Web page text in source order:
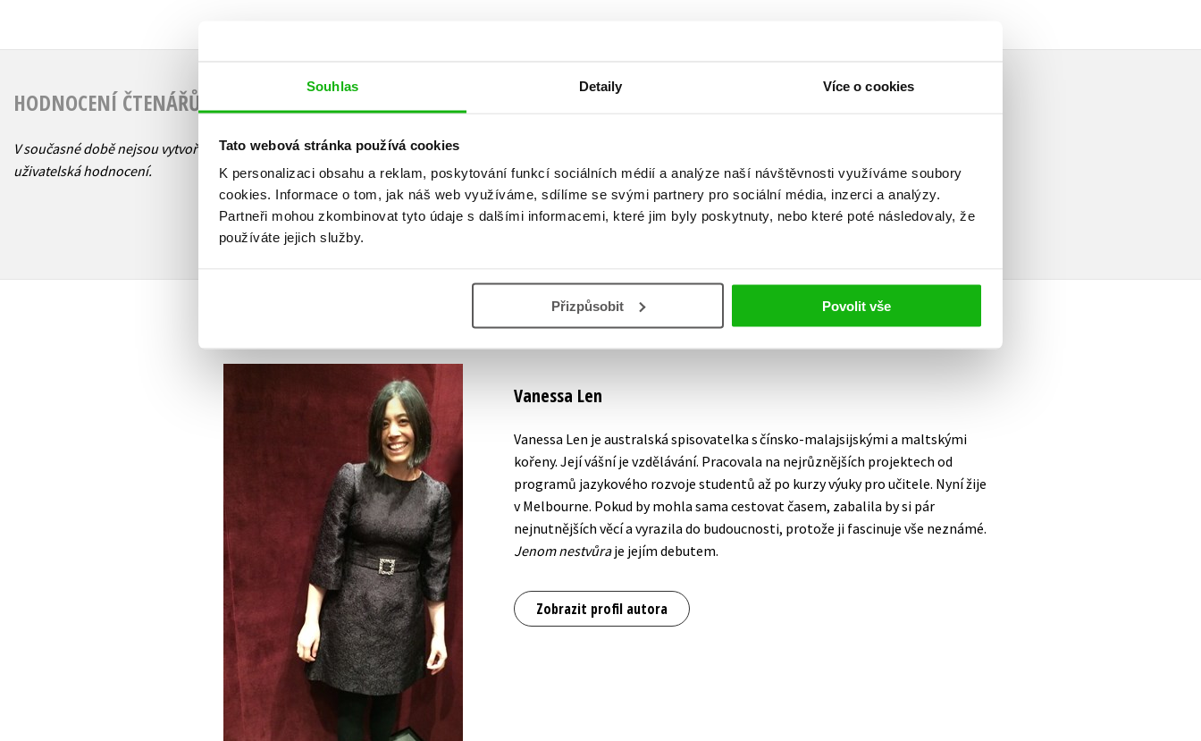
Souhlas Detaily Více o cookies
Tato webová stránka používá cookies
K personalizaci obsahu a reklam, poskytování funkcí sociálních médií a analýze naší návštěvnosti využíváme soubory
cookies. Informace o tom, jak náš web využíváme, sdílíme se svými partnery pro sociální média, inzerci a analýzy.
Partneři mohou zkombinovat tyto údaje s dalšími informacemi, které jim byly poskytnuty, nebo které poté následovaly, že
používáte jejich služby.
Přizpůsobit Povolit vše
HODNOCENÍ ČTENÁŘŮ
V současné době nejsou vytvořena žádná
uživatelská hodnocení.
Vaše hodnocení
Uživatelskou recenzi mohou vkládat pouze registrovaní uživatelé
Přihlásit
AUTOR KNIHY
Vanessa Len
Vanessa Len je australská spisovatelka s čínsko-malajsijskými a maltskými
kořeny. Její vášní je vzdělávání. Pracovala na nejrůznějších projektech od
programů jazykového rozvoje studentů až po kurzy výuky pro učitele. Nyní žije
v Melbourne. Pokud by mohla sama cestovat časem, zabalila by si pár
nejnutnějších věcí a vyrazila do budoucnosti, protože ji fascinuje vše neznámé.
Jenom nestvůraje jejím debutem.
Zobrazit profil autora